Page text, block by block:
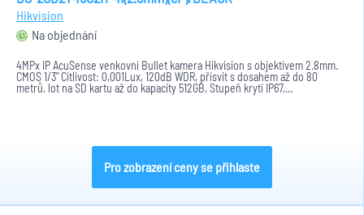
Hikvision
Na objednání
4MPx IP AcuSense venkovní Bullet kamera Hikvision s objektivem 2.8mm.
CMOS 1/3" Citlivost: 0,001Lux, 120dB WDR, přísvit s dosahem až do 80
metrů. lot na SD kartu až do kapacity 512GB, Stupeň krytí IP67,...
Pro zobrazení ceny se přihlaste